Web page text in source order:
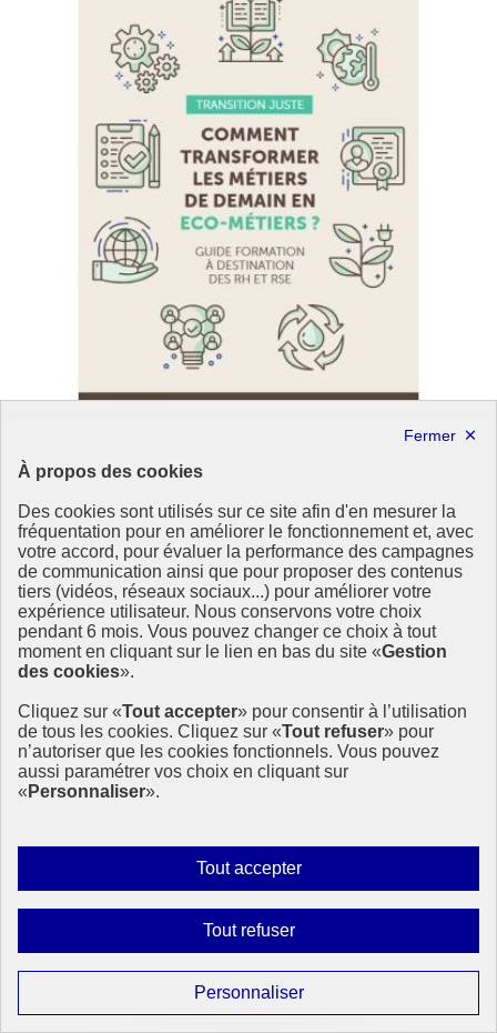
À propos des cookies
Des cookies sont utilisés sur ce site afin d'en mesurer la
fréquentation pour en améliorer le fonctionnement et, avec
votre accord, pour évaluer la performance des campagnes
de communication ainsi que pour proposer des contenus
tiers (vidéos, réseaux sociaux...) pour améliorer votre
expérience utilisateur. Nous conservons votre choix
pendant 6 mois. Vous pouvez changer ce choix à tout
moment en cliquant sur le lien en bas du site «Gestion
des cookies».
Cliquez sur «Tout accepter» pour consentir à l’utilisation
de tous les cookies. Cliquez sur «Tout refuser» pour
n’autoriser que les cookies fonctionnels. Vous pouvez
aussi paramétrer vos choix en cliquant sur
« Personnaliser».
Tout accepterAutoriser
tous
Tout refuserInterdire
tous
PersonnaliserParamétrer
les
enjeux environnementaux
Dans un contexte d’urgence écologique, le Volontariat international
d’échange et de solidarité (V.I.E.S.) apparaît comme un outil concret
et porteur de solutions. Une étude menée par France Volontaires,
avec le soutien du ministère de l’Europe et (…)
21 juillet 2025 - À l’International - En France